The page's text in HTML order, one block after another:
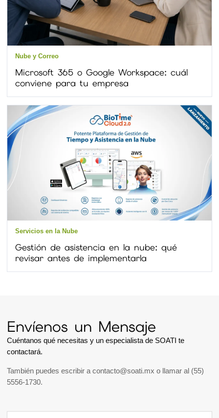
Nube y Correo
Microsoft 365 o Google Workspace: cuál
conviene para tu empresa
Servicios en la Nube
Gestión de asistencia en la nube: qué
revisar antes de implementarla
Envíenos un Mensaje
Cuéntanos qué necesitas y un especialista de SOATI te
contactará.
También puedes escribir a contacto@soati.mx o llamar al (55)
5556-1730.